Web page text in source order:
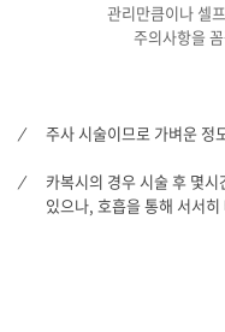
관리만큼이나 셀
주의사항을
주사 시술이므로 가벼운 정
카복시의 경우 시술 후 몇
있으나, 호흡을 통해 서서